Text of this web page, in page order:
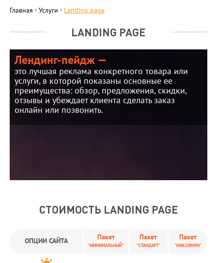
Главная › Услуги › Landing page
LANDING PAGE
Лендинг-пейдж —
это лучшая реклама конкретного товара или
услуги, в которой показаны основные ее
преимущества: обзор, предложения, скидки,
отзывы и убеждает клиента сделать заказ
онлайн или позвонить.
СТОИМОСТЬ LANDING PAGE
ОПЦИИ САЙТА Пакет
"МИНИМАЛЬНЫЙ"
Пакет
"СТАНДАРТ"
Пакет
"МАКСИМУМ"